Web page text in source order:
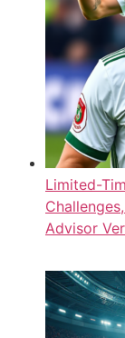
Limited-
Advisor